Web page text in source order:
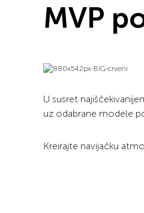
MVP
U susret
uz odabrane modele
Kreirajte navijačku